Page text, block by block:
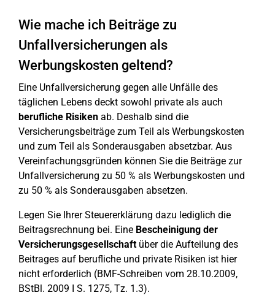
Wie mache ich Beiträge zu
Unfallversicherungen als
Werbungskosten geltend?
Eine Unfallversicherung gegen alle Unfälle des
täglichen Lebens deckt sowohl private als auch
berufliche Risiken ab. Deshalb sind die
Versicherungsbeiträge zum Teil als Werbungskosten
und zum Teil als Sonderausgaben absetzbar. Aus
Vereinfachungsgründen können Sie die Beiträge zur
Unfallversicherung zu 50 % als Werbungskosten und
zu 50 % als Sonderausgaben absetzen.
Legen Sie Ihrer Steuererklärung dazu lediglich die
Beitragsrechnung bei. Eine Bescheinigung der
Versicherungsgesellschaftüber die Aufteilung des
Beitrages auf berufliche und private Risiken ist hier
nicht erforderlich (BMF-Schreiben vom 28.10.2009,
BStBl. 2009 I S. 1275, Tz. 1.3).